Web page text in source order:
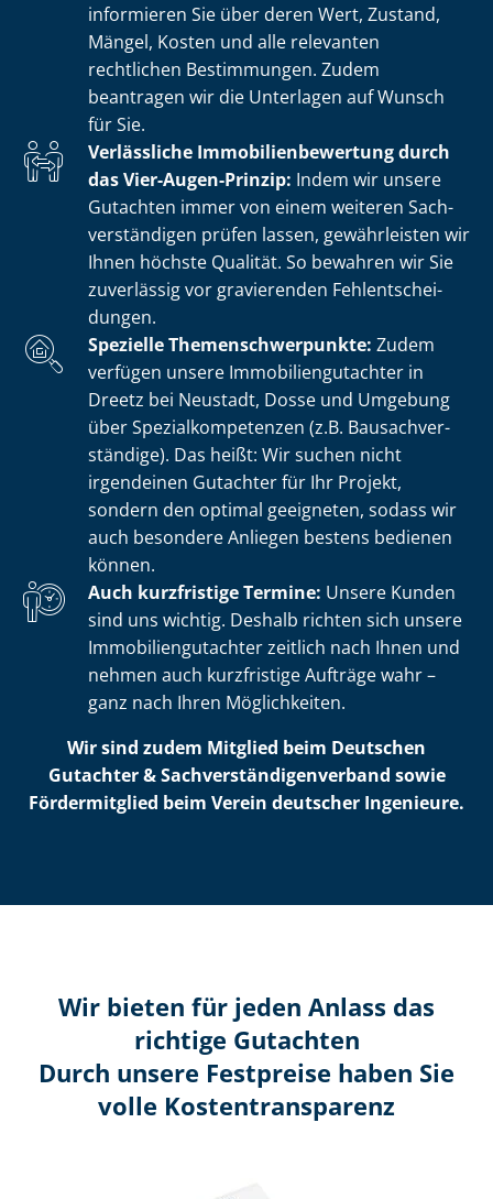
informieren Sie über deren Wert, Zustand,
Mängel, Kosten und alle relevanten
rechtlichen Bestimmungen. Zudem
beantragen wir die Unterlagen auf Wunsch
für Sie.
Verlässliche Im­mo­bi­li­en­be­wer­tung durch
das Vier-Augen-Prinzip: Indem wir unsere
Gutachten immer von einem weiteren Sach­
ver­stän­di­gen prüfen lassen, gewährleisten wir
Ihnen höchste Qualität. So bewahren wir Sie
zuverlässig vor gravierenden Fehl­ent­schei­
dun­gen.
Spezielle The­men­schwer­punk­te: Zudem
verfügen unsere Im­mo­bi­li­en­gut­ach­ter in
Dreetz bei Neustadt, Dosse und Umgebung
über Spe­zi­al­kom­pe­ten­zen (z.B. Bau­sach­ver­
stän­di­ge). Das heißt: Wir suchen nicht
irgendeinen Gutachter für Ihr Projekt,
sondern den optimal geeigneten, sodass wir
auch besondere Anliegen bestens bedienen
können.
Auch kurzfristige Termine: Unsere Kunden
sind uns wichtig. Deshalb richten sich unsere
Im­mo­bi­li­en­gut­ach­ter zeitlich nach Ihnen und
nehmen auch kurzfristige Aufträge wahr –
ganz nach Ihren Möglichkeiten.
Wir sind zudem Mitglied beim Deutschen
Gutachter & Sach­ver­stän­di­gen­ver­band sowie
Fördermitglied beim Verein deutscher Ingenieure.
Wir bieten für jeden Anlass das
richtige Gutachten
Durch unsere Festpreise haben Sie
volle Kosten­transparenz